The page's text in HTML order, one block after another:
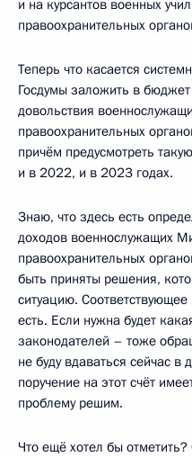
и на курсантов военных
правоохранительных
Теперь что касается
Госдумы заложить в
довольствия
правоохранительных
причём предусмотреть
и в 2022, и в 2023 годах.
Знаю, что здесь есть
доходов военнослужащих
правоохранительных
быть приняты решения,
ситуацию.
есть. Если нужна будет
законодателей – тоже
не буду вдаваться сейчас в
поручение на этот счёт
проблему решим.
Что ещё хотел бы